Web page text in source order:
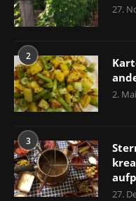
27.
2
2.
3
27.